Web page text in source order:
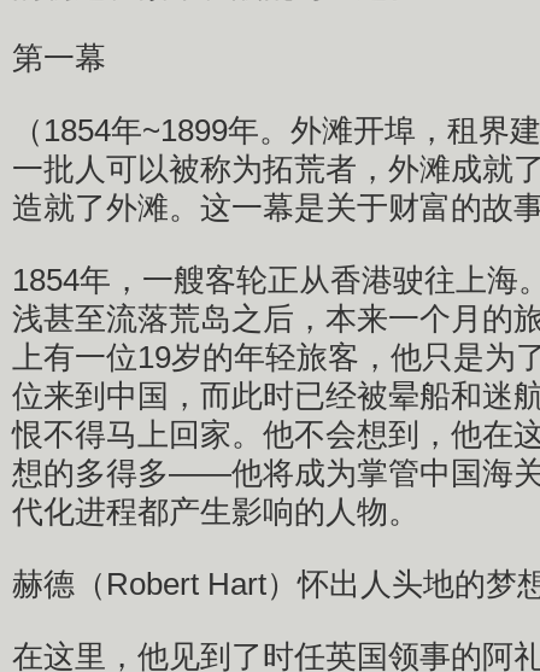
第一幕
（1854年~1899年。外滩开埠，租界
一批人可以被称为拓荒者，外滩成就
造就了外滩。这一幕是关于财富的故
1854年，一艘客轮正从香港驶往上海
浅甚至流落荒岛之后，本来一个月的
上有一位19岁的年轻旅客，他只是为
位来到中国，而此时已经被晕船和迷
恨不得马上回家。他不会想到，他在
想的多得多——他将成为掌管中国海
代化进程都产生影响的人物。
赫德（Robert Hart）怀出人头地的梦
在这里，他见到了时任英国领事的阿